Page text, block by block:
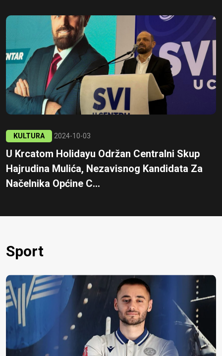
KULTURA 2024-10-03
U Krcatom Holidayu Održan Centralni Skup
Hajrudina Mulića, Nezavisnog Kandidata Za
Načelnika Općine C...
Sport